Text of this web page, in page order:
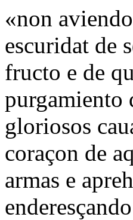
«non
escuridat de
fructo e de
purgamiento
gloriosos
coraçon de
armas e